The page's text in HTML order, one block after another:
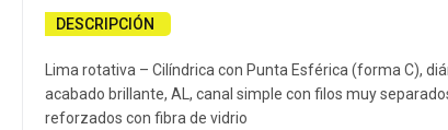
DESCRIPCIÓN
Lima rotativa – Cilíndrica con Punta Esférica (forma C),
acabado brillante, AL, canal simple con filos muy
reforzados con fibra de vidrio